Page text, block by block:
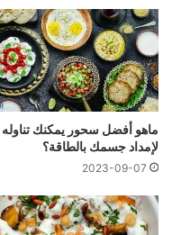
ماهو أفضل سحور يمكنك تناوله
لإمداد جسمك بالطاقة؟
2023-09-07